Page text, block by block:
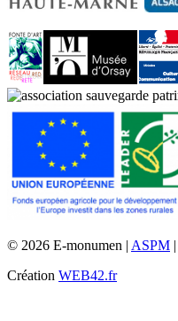
© 2026 E-monumen | ASPM |
Création WEB42.fr